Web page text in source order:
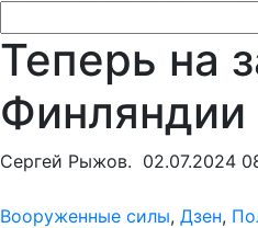
Теперь на
Финляндии
Сергей Рыжов. 02.07.2024
Вооруженные силы, Дзен,